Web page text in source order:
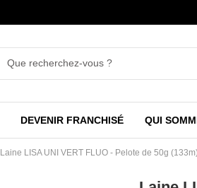
DEVENIR FRANCHISÉ QUI
Laine LISA UNI VERT FLUO - Pelote de 50g